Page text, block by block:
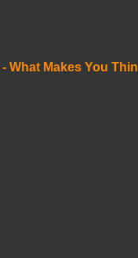
- What Makes You